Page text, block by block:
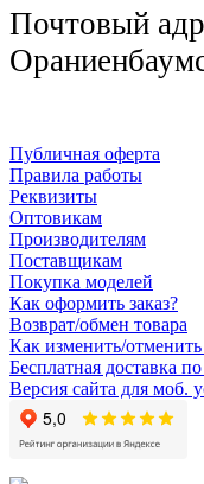
Почтовый
Публичная оферта
Правила работы
Реквизиты
Оптовикам
Производителям
Поставщикам
Покупка моделей
Как оформить заказ?
Возврат/обмен товара
Как изменить/отменить
Бесплатная доставка
Версия сайта для моб.